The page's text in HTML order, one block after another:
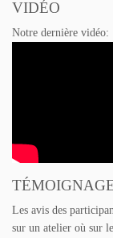
VIDÉO
Notre dernière vidéo:
Les avis des
sur un atelier où sur